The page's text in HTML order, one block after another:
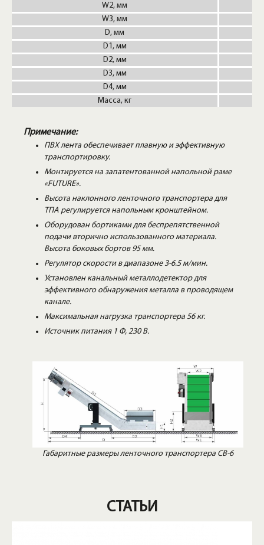
W2, мм
W3, мм
D, мм
D1, мм
D2, мм
D3, мм
D4, мм
Масса, кг
Примечание:
ПВХ лента обеспечивает плавную и эффективную
транспортировку.
Монтируется на запатентованной напольной раме
«FUTURE».
Высота наклонного ленточного транспортера для
ТПА регулируется напольным кронштейном.
Оборудован бортиками для беспрепятственной
подачи вторично использованного материала.
Высота боковых бортов 95 мм.
Регулятор скорости в диапазоне 3-6.5 м/мин.
Установлен канальный металлодетектор для
эффективного обнаружения металла в проводящем
канале.
Максимальная нагрузка транспортера 56 кг.
Источник питания 1 Ф, 230 В.
Габаритные размеры ленточного транспортера CB-6
СТАТЬИ